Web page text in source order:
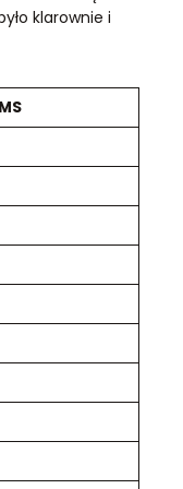
klarownie i